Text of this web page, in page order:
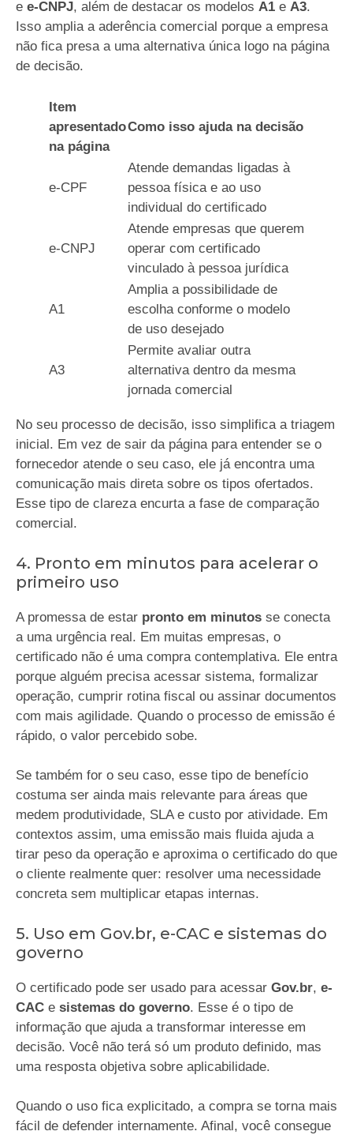
e e-CNPJ, além de destacar os modelos A1 e A3.
Isso amplia a aderência comercial porque a empresa
não fica presa a uma alternativa única logo na página
de decisão.
Item
apresentado
na página
Como isso ajuda na decisão
e-CPF
Atende demandas ligadas à
pessoa física e ao uso
individual do certificado
e-CNPJ
Atende empresas que querem
operar com certificado
vinculado à pessoa jurídica
A1
Amplia a possibilidade de
escolha conforme o modelo
de uso desejado
A3
Permite avaliar outra
alternativa dentro da mesma
jornada comercial
No seu processo de decisão, isso simplifica a triagem
inicial. Em vez de sair da página para entender se o
fornecedor atende o seu caso, ele já encontra uma
comunicação mais direta sobre os tipos ofertados.
Esse tipo de clareza encurta a fase de comparação
comercial.
4. Pronto em minutos para acelerar o
primeiro uso
A promessa de estar pronto em minutos se conecta
a uma urgência real. Em muitas empresas, o
certificado não é uma compra contemplativa. Ele entra
porque alguém precisa acessar sistema, formalizar
operação, cumprir rotina fiscal ou assinar documentos
com mais agilidade. Quando o processo de emissão é
rápido, o valor percebido sobe.
Se também for o seu caso, esse tipo de benefício
costuma ser ainda mais relevante para áreas que
medem produtividade, SLA e custo por atividade. Em
contextos assim, uma emissão mais fluida ajuda a
tirar peso da operação e aproxima o certificado do que
o cliente realmente quer: resolver uma necessidade
concreta sem multiplicar etapas internas.
5. Uso em Gov.br, e-CAC e sistemas do
governo
O certificado pode ser usado para acessar Gov.br, e-
CAC e sistemas do governo. Esse é o tipo de
informação que ajuda a transformar interesse em
decisão. Você não terá só um produto definido, mas
uma resposta objetiva sobre aplicabilidade.
Quando o uso fica explicitado, a compra se torna mais
fácil de defender internamente. Afinal, você consegue